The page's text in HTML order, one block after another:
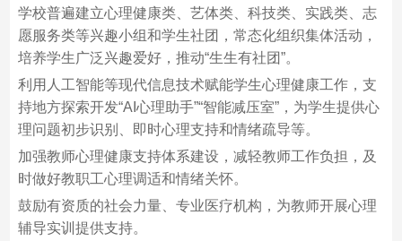
学校普遍建立心理健康类、艺体类、科技类、实践类、志
愿服务类等兴趣小组和学生社团，常态化组织集体活动，
培养学生广泛兴趣爱好，推动“生生有社团”。
利用人工智能等现代信息技术赋能学生心理健康工作，支
持地方探索开发“AI心理助手”“智能减压室”，为学生提供心
理问题初步识别、即时心理支持和情绪疏导等。
加强教师心理健康支持体系建设，减轻教师工作负担，及
时做好教职工心理调适和情绪关怀。
鼓励有资质的社会力量、专业医疗机构，为教师开展心理
辅导实训提供支持。